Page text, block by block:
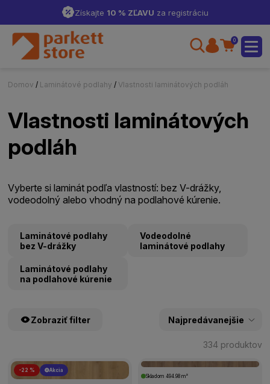
Získajte 10 % ZĽAVU za registráciu
0
Domov / Laminátové podlahy / Vlastnosti laminátových podláh
Vlastnosti laminátových
podláh
Vyberte si laminát podľa vlastností: bez V-drážky,
vodeodolný alebo vhodný na podlahové kúrenie.
Laminátové podlahy
bez V-drážky
Vodeodolné
laminátové podlahy
Laminátové podlahy
na podlahové kúrenie
Zobraziť filter
334 produktov
ŠTÍTKY PRODUKTOV
-22 % Akcia
Skladom 494.98 m²